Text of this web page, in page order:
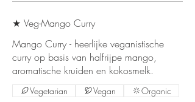
★ Veg-Mango Curry
Mango Curry - heerlijke veganistische
curry op basis van halfrijpe mango,
aromatische kruiden en kokosmelk.
Vegetarian Vegan Organic